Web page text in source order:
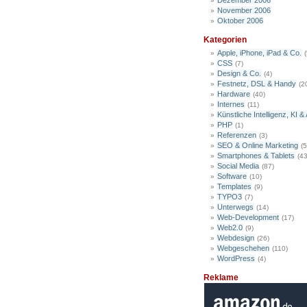
November 2006
Oktober 2006
Kategorien
Apple, iPhone, iPad & Co.
CSS (7)
Design & Co. (4)
Festnetz, DSL & Handy
Hardware (40)
Internes (11)
Künstliche Intelligenz, KI &
PHP (1)
Referenzen (3)
SEO & Online Marketing
Smartphones & Tablets
Social Media (87)
Software (10)
Templates (9)
TYPO3 (7)
Unterwegs (14)
Web-Development (17)
Web2.0 (9)
Webdesign (26)
Webgeschehen (110)
WordPress (4)
Reklame